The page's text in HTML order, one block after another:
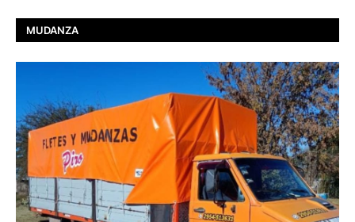
MUDANZA